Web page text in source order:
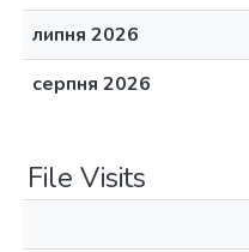
липня 2026
серпня 2026
File Visits